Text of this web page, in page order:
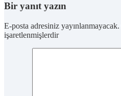
Bir yanıt yazın
E-posta adresiniz yayınlanmayacak.
işaretlenmişlerdir